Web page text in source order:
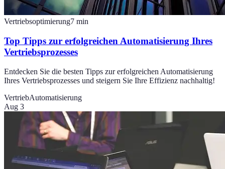
Vertriebsoptimierung7 min
Top Tipps zur erfolgreichen Automatisierung Ihres
Vertriebsprozesses
Entdecken Sie die besten Tipps zur erfolgreichen Automatisierung
Ihres Vertriebsprozesses und steigern Sie Ihre Effizienz nachhaltig!
VertriebAutomatisierung
Aug 3